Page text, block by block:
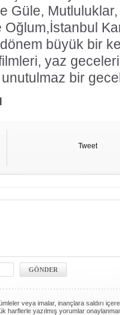
Güle,
büyük bir
yaz
unutulmaz bir
Tweet
veya imalar, inançlara saldırı
harflerle yazılmış yorumlar